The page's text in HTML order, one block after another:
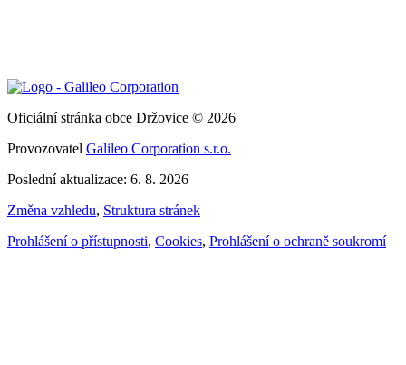
Oficiální stránka obce Držovice © 2026
Provozovatel Galileo Corporation s.r.o.
Poslední aktualizace: 6. 8. 2026
Změna vzhledu, Struktura stránek
Prohlášení o přístupnosti, Cookies, Prohlášení o ochraně soukromí